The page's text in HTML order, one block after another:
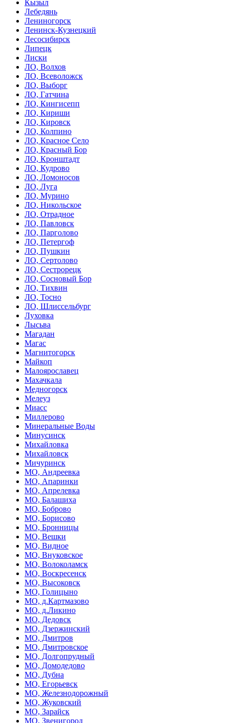
Кызыл
Лебедянь
Лениногорск
Ленинск-Кузнецкий
Лесосибирск
Липецк
Лиски
ЛО, Волхов
ЛО, Всеволожск
ЛО, Выборг
ЛО, Гатчина
ЛО, Кингисепп
ЛО, Кириши
ЛО, Кировск
ЛО, Колпино
ЛО, Красное Село
ЛО, Красный Бор
ЛО, Кронштадт
ЛО, Кудрово
ЛО, Ломоносов
ЛО, Луга
ЛО, Мурино
ЛО, Никольское
ЛО, Отрадное
ЛО, Павловск
ЛО, Парголово
ЛО, Петергоф
ЛО, Пушкин
ЛО, Сертолово
ЛО, Сестрорецк
ЛО, Сосновый Бор
ЛО, Тихвин
ЛО, Тосно
ЛО, Шлиссельбург
Луховка
Лысьва
Магадан
Магас
Магнитогорск
Майкоп
Малоярославец
Махачкала
Медногорск
Мелеуз
Миасс
Миллерово
Минеральные Воды
Минусинск
Михайловка
Михайловск
Мичуринск
МО, Андреевка
МО, Апаринки
МО, Апрелевка
МО, Балашиха
МО, Боброво
МО, Борисово
МО, Бронницы
МО, Вешки
МО, Видное
МО, Внуковское
МО, Волоколамск
МО, Воскресенск
МО, Высоковск
МО, Голицыно
МО, д.Картмазово
МО, д.Ликино
МО, Дедовск
МО, Дзержинский
МО, Дмитров
МО, Дмитровское
МО, Долгопрудный
МО, Домодедово
МО, Дубна
МО, Егорьевск
МО, Железнодорожный
МО, Жуковский
МО, Зарайск
МО, Звенигород